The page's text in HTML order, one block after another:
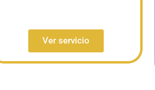
Ver servicio